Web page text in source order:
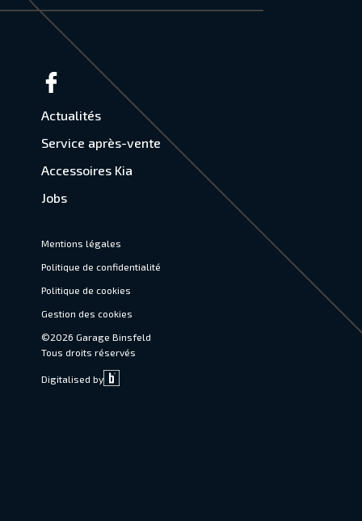
Actualités
Service après-vente
Accessoires Kia
Jobs
Mentions légales
Politique de confidentialité
Politique de cookies
Gestion des cookies
©2026 Garage Binsfeld
Tous droits réservés
Digitalised by